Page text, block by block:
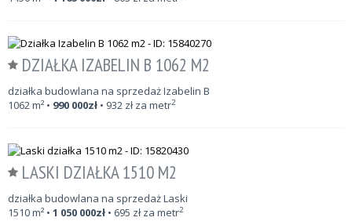
DZIAŁKA IZABELIN B 1062 M2
działka budowlana na sprzedaż Izabelin B
1062m² • 990 000zł • 932 zł za metr2
LASKI DZIAŁKA 1510 M2
działka budowlana na sprzedaż Laski
1510m² • 1 050 000zł • 695 zł za metr2